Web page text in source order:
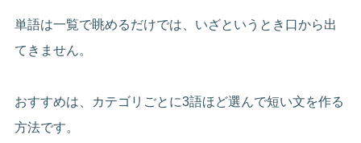
単語は一覧で眺めるだけでは、いざというとき口から出
てきません。
おすすめは、カテゴリごとに3語ほど選んで短い文を作る
方法です。